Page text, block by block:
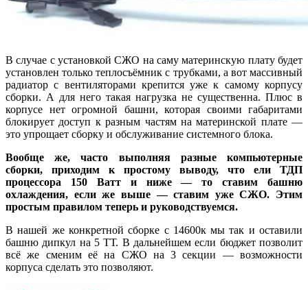
В случае с установкой СЖО на саму материнскую плату будет
установлен только теплосъёмник с трубками, а вот массивный
радиатор с вентиляторами крепится уже к самому корпусу
сборки. А для него такая нагрузка не существенна. Плюс в
корпусе нет огромной башни, которая своими габаритами
блокирует доступ к разным частям на материнской плате —
это упрощает сборку и обслуживание системного блока.
Вообще же, часто выполняя разные компьютерные
сборки, приходим к простому выводу, что ели ТДП
процессора 150 Ватт и ниже — то ставим башню
охлаждения, если же выше — ставим уже СЖО. Этим
простым правилом теперь и руководствуемся.
В нашей же конкретной сборке с 14600к мы так и оставили
башню дипкул на 5 ТТ. В дальнейшем если бюджет позволит
всё же сменим её на СЖО на 3 секции — возможности
корпуса сделать это позволяют.